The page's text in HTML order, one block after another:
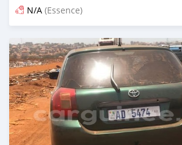
N/A (Essence)
Publié il y a environ 3 ans